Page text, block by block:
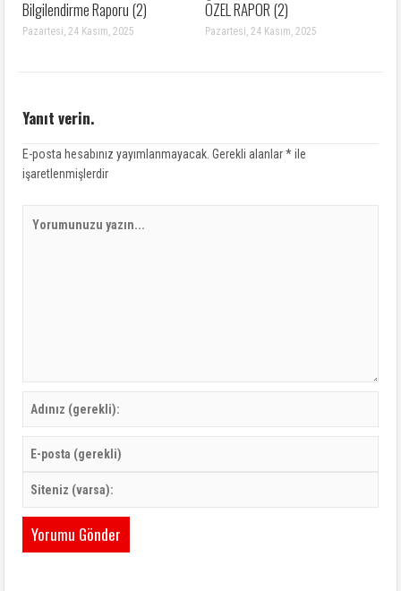
Bilgilendirme Raporu (2)
Pazartesi, 24 Kasım, 2025
ÖZEL RAPOR (2)
Pazartesi, 24 Kasım, 2025
Yanıt verin.
E-posta hesabınız yayımlanmayacak. Gerekli alanlar*ile
işaretlenmişlerdir